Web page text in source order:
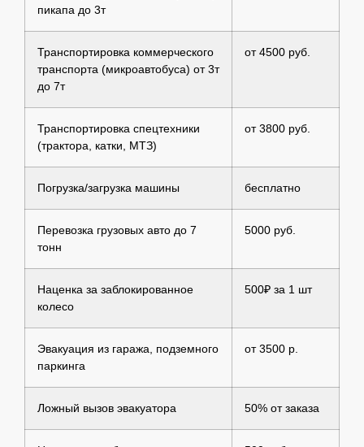
пикапа до 3т
Транспортировка коммерческого
транспорта (микроавтобуса) от 3т
до 7т
от 4500 руб.
Транспортировка спецтехники
(трактора, катки, МТЗ)
от 3800 руб.
Погрузка/загрузка машины бесплатно
Перевозка грузовых авто до 7
тонн
5000 руб.
Наценка за заблокированное
колесо
500₽ за 1 шт
Эвакуация из гаража, подземного
паркинга
от 3500 р.
Ложный вызов эвакуатора 50% от заказа